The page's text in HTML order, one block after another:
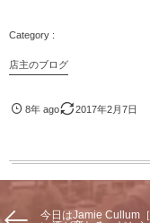
店主のブログ
8年 ago 2017年2月7日
今日はJamie Cullum